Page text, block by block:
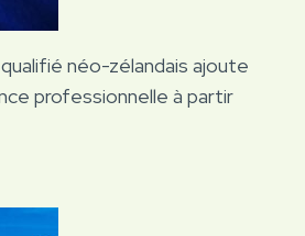
néo-zélandais ajoute
professionnelle à partir